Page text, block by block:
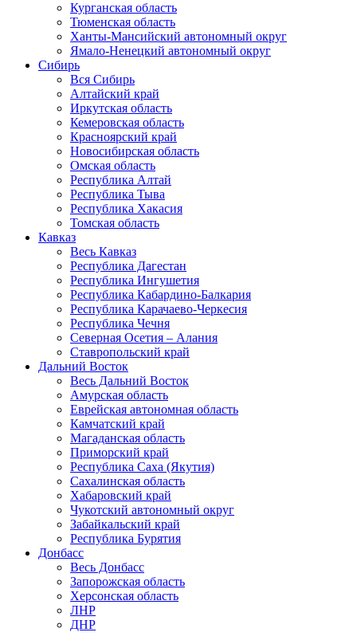
Курганская область
Тюменская область
Ханты-Мансийский автономный округ
Ямало-Ненецкий автономный округ
Сибирь
Вся Сибирь
Алтайский край
Иркутская область
Кемеровская область
Красноярский край
Новосибирская область
Омская область
Республика Алтай
Республика Тыва
Республика Хакасия
Томская область
Кавказ
Весь Кавказ
Республика Дагестан
Республика Ингушетия
Республика Кабардино-Балкария
Республика Карачаево-Черкесия
Республика Чечня
Северная Осетия – Алания
Ставропольский край
Дальний Восток
Весь Дальний Восток
Амурская область
Еврейская автономная область
Камчатский край
Магаданская область
Приморский край
Республика Саха (Якутия)
Сахалинская область
Хабаровский край
Чукотский автономный округ
Забайкальский край
Республика Бурятия
Донбасс
Весь Донбасс
Запорожская область
Херсонская область
ЛНР
ДНР